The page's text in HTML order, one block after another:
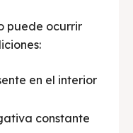
puede ocurrir
en el interior
constante